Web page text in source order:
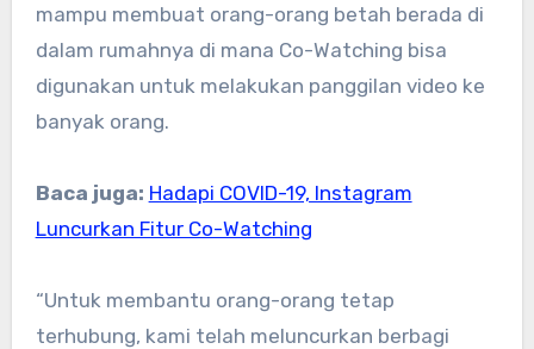
mampu membuat orang-orang betah berada di
dalam rumahnya di mana Co-Watching bisa
digunakan untuk melakukan panggilan video ke
banyak orang.
Baca juga: Hadapi COVID-19, Instagram
Luncurkan Fitur Co-Watching
“Untuk membantu orang-orang tetap
terhubung, kami telah meluncurkan berbagi